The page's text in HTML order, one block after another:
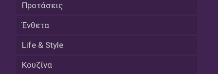
Προτάσεις
Ένθετα
Life & Style
Κουζίνα